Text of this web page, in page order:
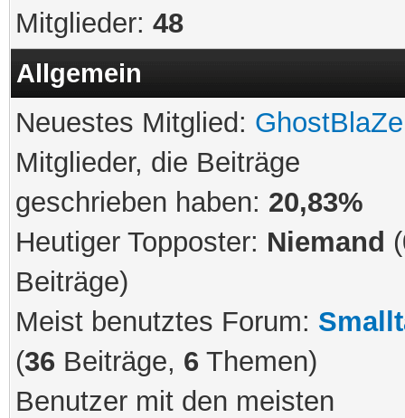
Mitglieder: 48
Allgemein
Neuestes Mitglied: GhostBlaZe
Mitglieder, die Beiträge
geschrieben haben: 20,83%
Heutiger Topposter: Niemand (
Beiträge)
Meist benutztes Forum:
(36 Beiträge, 6 Themen)
Benutzer mit den meisten